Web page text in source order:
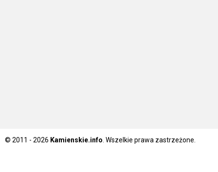
© 2011 - 2026 Kamienskie.info . Wszelkie prawa zastrzeżone.